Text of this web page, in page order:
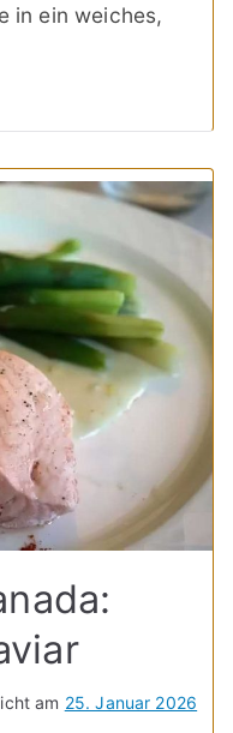
in ein weiches,
am 25. Januar 2026